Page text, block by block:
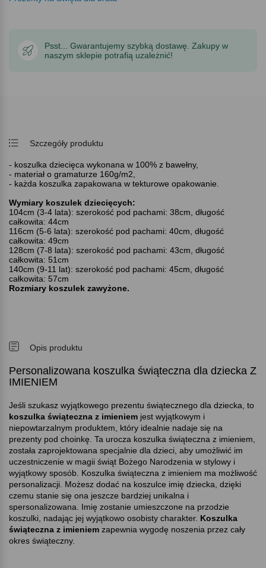
Psst... Gwarantujemy szybką dostawę. Zakupy w
naszym sklepie potrafią uzależnić!
Szczegóły produktu
- koszulka dziecięca wykonana w 100% z bawełny,
- materiał o gramaturze 160g/m2,
- każda koszulka zapakowana w tekturowe opakowanie.
Wymiary koszulek dziecięcych:
104cm (3-4 lata): szerokość pod pachami: 38cm, długość
całkowita: 44cm
116cm (5-6 lata): szerokość pod pachami: 40cm, długość
całkowita: 49cm
128cm (7-8 lata): szerokość pod pachami: 43cm, długość
całkowita: 51cm
140cm (9-11 lat): szerokość pod pachami: 45cm, długość
całkowita: 57cm
Rozmiary koszulek zawyżone.
Opis produktu
Personalizowana koszulka świąteczna dla dziecka Z
IMIENIEM
Jeśli szukasz wyjątkowego prezentu świątecznego dla dziecka, to
koszulka świąteczna z imieniem jest wyjątkowym i
niepowtarzalnym produktem, który idealnie nadaje się na
prezenty pod choinkę. Ta urocza koszulka świąteczna z imieniem,
została zaprojektowana specjalnie dla dzieci, aby umożliwić im
uczestniczenie w magii świąt Bożego Narodzenia w stylowy i
wyjątkowy sposób. Koszulka świąteczna z imieniem ma możliwość
personalizacji. Możesz dodać na koszulce imię dziecka, dzięki
czemu stanie się ona jeszcze bardziej unikalna i
spersonalizowana. Imię zostanie umieszczone na przodzie
koszulki, nadając jej wyjątkowo osobisty charakter. Koszulka
świąteczna z imieniem zapewnia wygodę noszenia przez cały
okres świąteczny.